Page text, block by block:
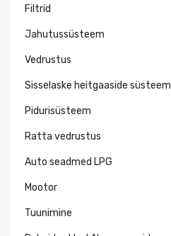
Filtrid
Jahutussüsteem
Vedrustus
Sisselaske heitgaaside süsteem
Pidurisüsteem
Ratta vedrustus
Auto seadmed LPG
Mootor
Tuunimine